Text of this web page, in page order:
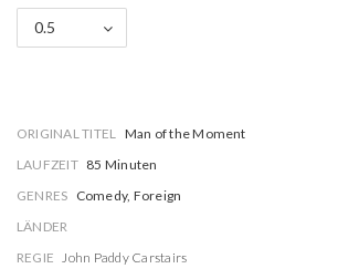
0.5
ORIGINAL TITEL Man of the Moment
LAUFZEIT 85 Minuten
GENRES Comedy, Foreign
LÄNDER
REGIE John Paddy Carstairs